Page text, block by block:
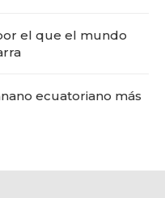
el que el mundo
ecuatoriano más